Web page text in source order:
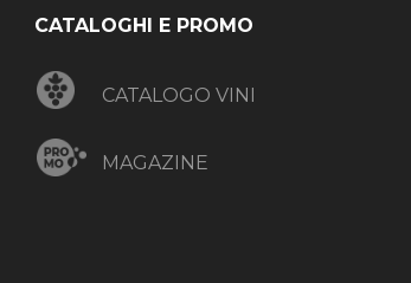
CATALOGHI E PROMO
CATALOGO VINI
MAGAZINE